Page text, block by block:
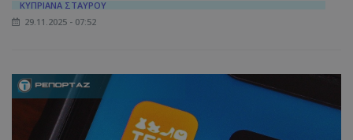
ΚΥΠΡΙΑΝΑ ΣΤΑΥΡΟΥ
29.11.2025 - 07:52